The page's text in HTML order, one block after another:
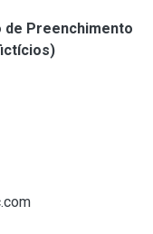
de Preenchimento